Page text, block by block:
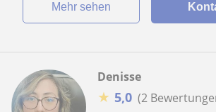
Mehr sehen
Denisse
★ 5,0 (2